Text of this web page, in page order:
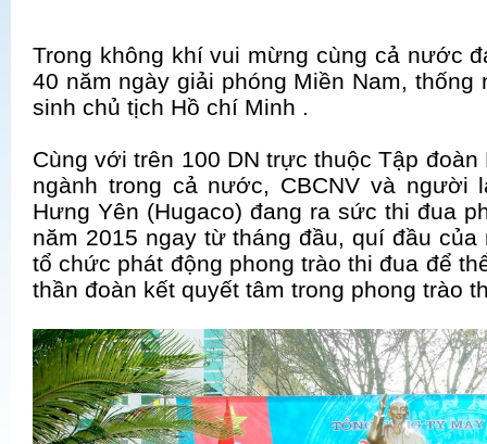
Trong không khí vui mừng cùng cả nước
40 năm ngày giải phóng Miền Nam,
sinh chủ tịch Hồ chí Minh .
Cùng với trên 100 DN trực thuộc Tập
ngành trong cả nước, CBCNV và người
Hưng Yên (Hugaco) đang ra sức thi đua
năm 2015 ngay từ tháng đầu, quí đầu của
tổ chức phát động phong trào thi đua để
thần đoàn kết quyết tâm trong phong trào